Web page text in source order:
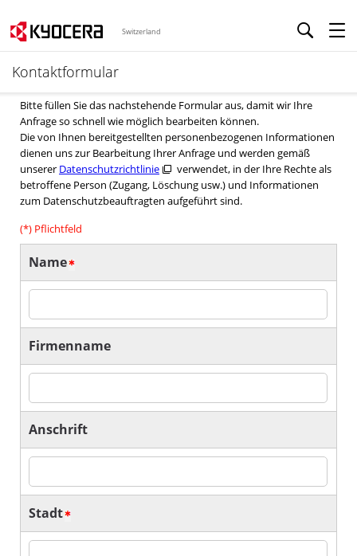
Switzerland
Kontaktformular
Bitte füllen Sie das nachstehende Formular aus, damit wir Ihre
Anfrage so schnell wie möglich bearbeiten können.
Die von Ihnen bereitgestellten personenbezogenen Informationen
dienen uns zur Bearbeitung Ihrer Anfrage und werden gemäß
unserer Datenschutzrichtlinie
verwendet, in der Ihre Rechte als
betroffene Person (Zugang, Löschung usw.) und Informationen
zum Datenschutzbeauftragten aufgeführt sind.
(*) Pflichtfeld
Name
Firmenname
Anschrift
Stadt